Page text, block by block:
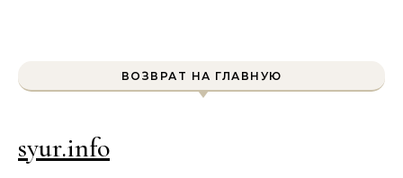
ВОЗВРАТ НА ГЛАВНУЮ
syur.info